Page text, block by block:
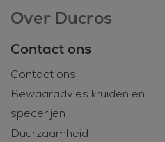
Over Ducros
Contact ons
Contact ons
Bewaaradvies kruiden en
specerijen
Duurzaamheid